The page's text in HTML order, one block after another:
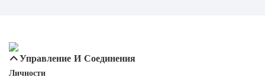
Управление И Соединения
Личности